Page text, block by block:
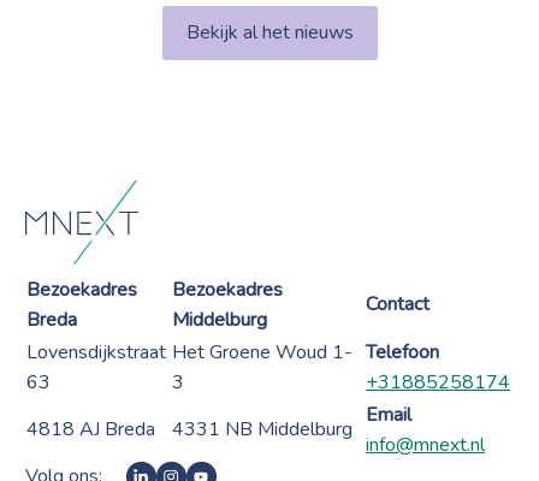
Bekijk al het nieuws
Bezoekadres
Breda
Bezoekadres
Middelburg
Contact
Lovensdijkstraat
63
Het Groene Woud 1-
3
Telefoon
+31885258174
4818 AJ Breda
4331 NB Middelburg
Email
info@mnext.nl